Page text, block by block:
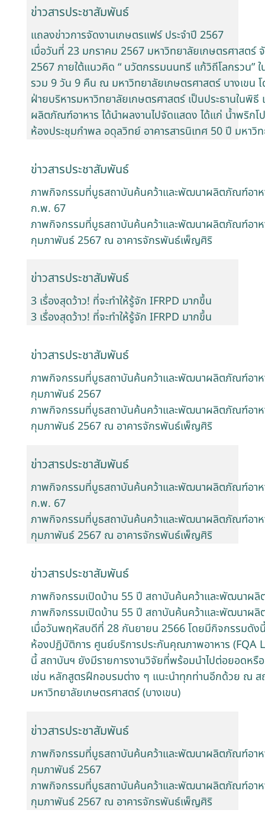
ข่าวสารประชาสัมพันธ์
แถลงข่าวการจัดงานเกษตรแฟร์ ประจำปี 2567
เมื่อวันที่ 23 มกราคม 2567 มหาวิทยาลัยเกษตรศาสตร์
2567 ภายใต้แนวคิด “ นวัตกรรมนนทรี แก้วิถีโลกรวน”
รวม 9 วัน 9 คืน ณ มหาวิทยาลัยเกษตรศาสตร์ บางเขน
ฝ่ายบริหารมหาวิทยาลัยเกษตรศาสตร์ เป็นประธานในพิ
ผลิตภัณฑ์อาหาร ได้นำผลงานไปจัดแสดง ได้แก่ น้ำพริก
ห้องประชุมกำพล อดุลวิทย์ อาคารสารนิเทศ 50 ปี มหาวิ
ข่าวสารประชาสัมพันธ์
ภาพกิจกรรมที่บูธสถาบันค้นคว้าและพัฒนาผลิตภัณฑ์อาห
ก.พ. 67
ภาพกิจกรรมที่บูธสถาบันค้นคว้าและพัฒนาผลิตภัณฑ์อาห
กุมภาพันธ์ 2567 ณ อาคารจักรพันธ์เพ็ญศิริ
ข่าวสารประชาสัมพันธ์
3 เรื่องสุดว้าว! ที่จะทำให้รู้จัก IFRPD มากขึ้น
3 เรื่องสุดว้าว! ที่จะทำให้รู้จัก IFRPD มากขึ้น
ข่าวสารประชาสัมพันธ์
ภาพกิจกรรมที่บูธสถาบันค้นคว้าและพัฒนาผลิตภัณฑ์อาห
กุมภาพันธ์ 2567
ภาพกิจกรรมที่บูธสถาบันค้นคว้าและพัฒนาผลิตภัณฑ์อาห
กุมภาพันธ์ 2567 ณ อาคารจักรพันธ์เพ็ญศิริ
ข่าวสารประชาสัมพันธ์
ภาพกิจกรรมที่บูธสถาบันค้นคว้าและพัฒนาผลิตภัณฑ์อาห
ก.พ. 67
ภาพกิจกรรมที่บูธสถาบันค้นคว้าและพัฒนาผลิตภัณฑ์อาห
กุมภาพันธ์ 2567 ณ อาคารจักรพันธ์เพ็ญศิริ
ข่าวสารประชาสัมพันธ์
ภาพกิจกรรมเปิดบ้าน 55 ปี สถาบันค้นคว้าและพัฒนาผ
ภาพกิจกรรมเปิดบ้าน 55 ปี สถาบันค้นคว้าและพัฒนาผ
เมื่อวันพฤหัสบดีที่ 28 กันยายน 2566 โดยมีกิจกรรมดัง
ห้องปฏิบัติการ ศูนย์บริการประกันคุณภาพอาหาร (FQA
นี้ สถาบันฯ ยังมีรายการงานวิจัยที่พร้อมนำไปต่อยอดหรื
เช่น หลักสูตรฝึกอบรมต่าง ๆ แนะนำทุกท่านอีกด้วย ณ
มหาวิทยาลัยเกษตรศาสตร์ (บางเขน)
ข่าวสารประชาสัมพันธ์
ภาพกิจกรรมที่บูธสถาบันค้นคว้าและพัฒนาผลิตภัณฑ์อาห
กุมภาพันธ์ 2567
ภาพกิจกรรมที่บูธสถาบันค้นคว้าและพัฒนาผลิตภัณฑ์อาห
กุมภาพันธ์ 2567 ณ อาคารจักรพันธ์เพ็ญศิริ